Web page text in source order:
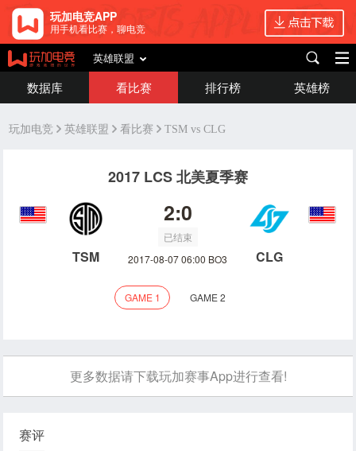
玩加电竞APP
用手机看比赛，聊电竞
英雄联盟
数据库 看比赛 排行榜 英雄榜
玩加电竞 英雄联盟 看比赛 TSM vs CLG
2017 LCS 北美夏季赛
TSM
2:0
已结束
2017-08-07 06:00 BO3
CLG
GAME 1 GAME 2
更多数据请下载玩加赛事App进行查看!
赛评